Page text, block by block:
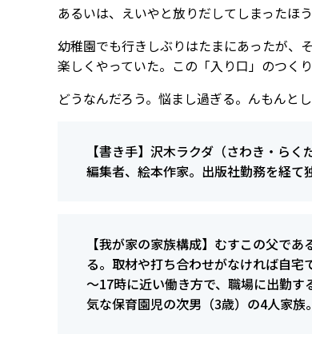
あるいは、えいやと放りだしてしまったほう
幼稚園でも行きしぶりはたまにあったが、
楽しくやっていた。この「入り口」のつく
どうなんだろう。悩まし過ぎる。んもんと
【書き手】沢木ラクダ（さわき・ら
編集者、絵本作家。出版社勤務を経て
【我が家の家族構成】むすこの父で
る。取材や打ち合わせがなければ自
～17時に近い働き方で、職場に出勤
気な保育園児の次男（3歳）の4人家族。